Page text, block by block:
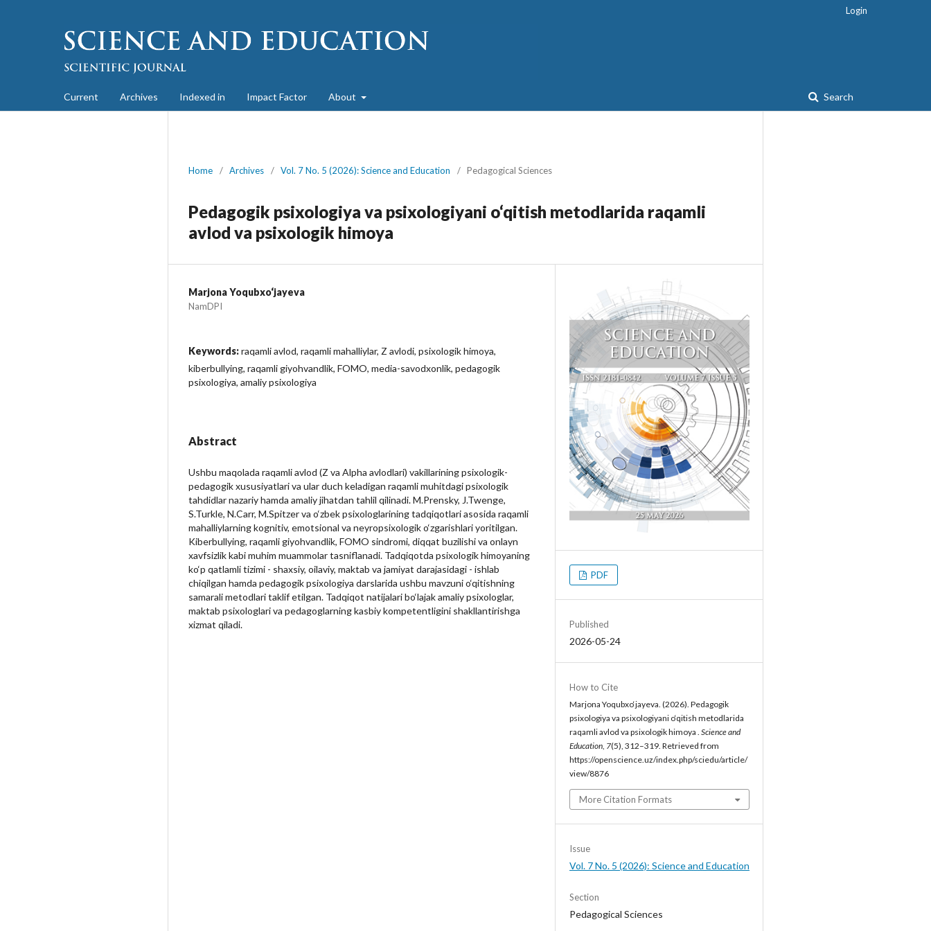
Current Archives Indexed in Impact Factor About Search
Login
Home / Archives / Vol. 7 No. 5 (2026): Science and Education / Pedagogical Sciences
Pedagogik psixologiya va psixologiyani o‘qitish metodlarida raqamli
avlod va psixologik himoya
Marjona Yoqubxo‘jayeva
NamDPI
Keywords:raqamli avlod, raqamli mahalliylar, Z avlodi, psixologik himoya,
kiberbullying, raqamli giyohvandlik, FOMO, media-savodxonlik, pedagogik
psixologiya, amaliy psixologiya
Abstract
Ushbu maqolada raqamli avlod (Z va Alpha avlodlari) vakillarining psixologik-
pedagogik xususiyatlari va ular duch keladigan raqamli muhitdagi psixologik
tahdidlar nazariy hamda amaliy jihatdan tahlil qilinadi. M.Prensky, J.Twenge,
S.Turkle, N.Carr, M.Spitzer va o‘zbek psixologlarining tadqiqotlari asosida raqamli
mahalliylarning kognitiv, emotsional va neyropsixologik o‘zgarishlari yoritilgan.
Kiberbullying, raqamli giyohvandlik, FOMO sindromi, diqqat buzilishi va onlayn
xavfsizlik kabi muhim muammolar tasniflanadi. Tadqiqotda psixologik himoyaning
ko‘p qatlamli tizimi - shaxsiy, oilaviy, maktab va jamiyat darajasidagi - ishlab
chiqilgan hamda pedagogik psixologiya darslarida ushbu mavzuni o‘qitishning
samarali metodlari taklif etilgan. Tadqiqot natijalari bo‘lajak amaliy psixologlar,
maktab psixologlari va pedagoglarning kasbiy kompetentligini shakllantirishga
xizmat qiladi.
PDF
Published
2026-05-24
How to Cite
Marjona Yoqubxo‘jayeva. (2026). Pedagogik
psixologiya va psixologiyani o‘qitish metodlarida
raqamli avlod va psixologik himoya . Science and
Education 7(5), 312–319. Retrieved from
https://openscience.uz/index.php/sciedu/article/
view/8876
More Citation Formats
Issue
Vol. 7 No. 5 (2026): Science and Education
Section
Pedagogical Sciences